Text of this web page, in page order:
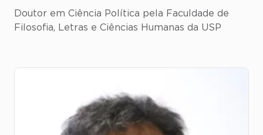
Doutor em Ciência Política pela Faculdade de
Filosofia, Letras e Ciências Humanas da USP